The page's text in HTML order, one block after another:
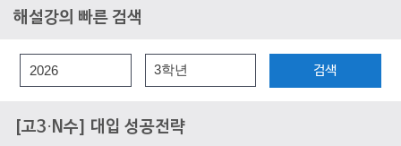
해설강의 빠른 검색
검색
[고3·N수] 대입 성공전략